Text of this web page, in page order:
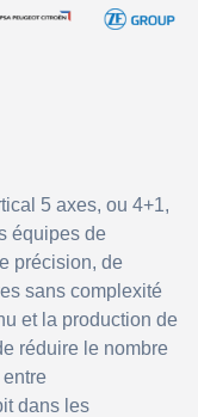
5 axes, ou 4+1,
équipes de
précision, de
sans complexité
et la production de
réduire le nombre
dans les